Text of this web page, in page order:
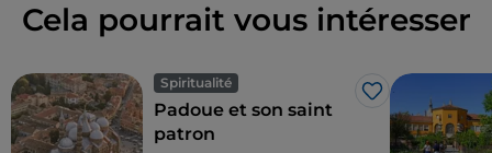
Cela pourrait vous intéresser
Spiritualité
J’aime
Padoue et son saint
patron